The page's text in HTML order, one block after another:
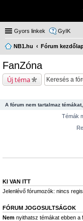
Gyors linkek GyIK
NB1.hu Fórum
FanZóna
Új téma
A fórum nem tartalmaz
Témák
KI VAN ITT
Jelenlévő fórumozók: nincs
FÓRUM JOGOSULTSÁGOK
Nem nyithatsz témákat ebben a